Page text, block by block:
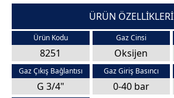
ÜRÜN ÖZELLİKLERİ
Ürün Kodu
8251
Gaz Cinsi
Oksijen
Gaz Çıkış Bağlantısı
G 3/4"
Gaz Giriş Basıncı
0-40 bar